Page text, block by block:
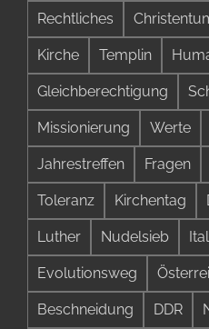
Rechtliches
Kirche Templin
Gleichberechtigung
Missionierung Werte
Jahrestreffen Fragen
Toleranz Kirchentag
Luther Nudelsieb
Evolutionsweg
Beschneidung DDR